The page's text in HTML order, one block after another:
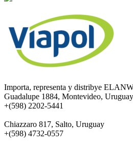
Importa, representa y distribye
Guadalupe 1884, Montevideo, Uruguay
+(598) 2202-5441
Chiazzaro 817, Salto, Uruguay
+(598) 4732-0557